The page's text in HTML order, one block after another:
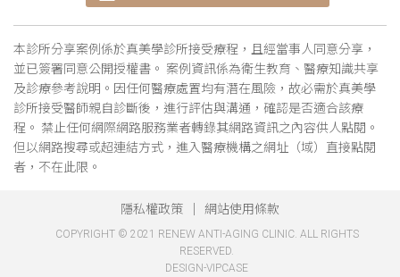
本診所分享案例係於真美學診所接受療程，且經當事人同意分享，
並已簽署同意公開授權書。 案例資訊係為衛生教育、醫療知識共享
及診療參考說明。因任何醫療處置均有潛在風險，故必需於真美學
診所接受醫師親自診斷後，進行評估與溝通，確認是否適合該療
程。 禁止任何網際網路服務業者轉錄其網路資訊之內容供人點閱。
但以網路搜尋或超連結方式，進入醫療機構之網址（域）直接點閱
者，不在此限。
隱私權政策 網站使用條款
COPYRIGHT © 2021 RENEW ANTI-AGING CLINIC. ALL RIGHTS
RESERVED.
DESIGN-VIPCASE